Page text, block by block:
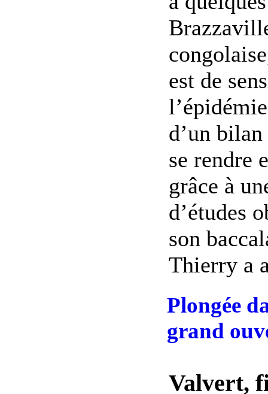
est de
d’un
se rendre
grâce à
d’études
son
Thierry a
Plongée
grand
Valvert,